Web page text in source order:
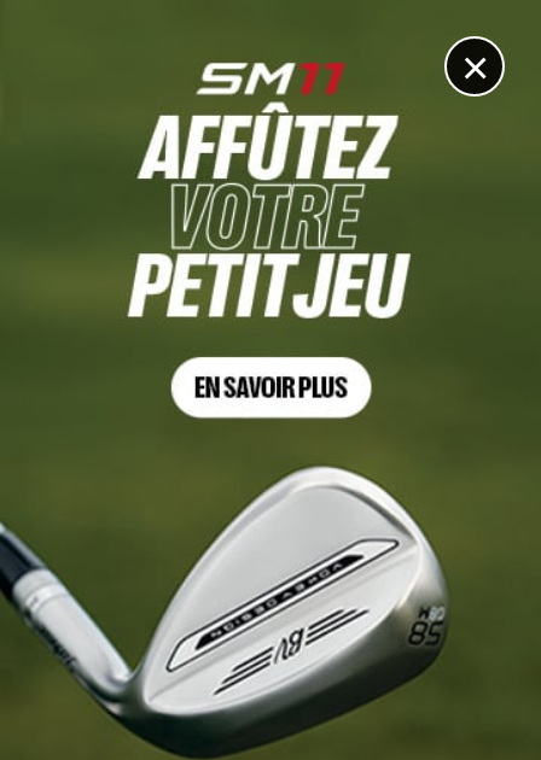
×
Coaching avec Simon Camirand